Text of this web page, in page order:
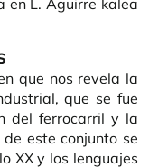
en L. Aguirre kalea
que nos revela la
que se fue
del ferrocarril y la
este conjunto se
XX y los lenguajes